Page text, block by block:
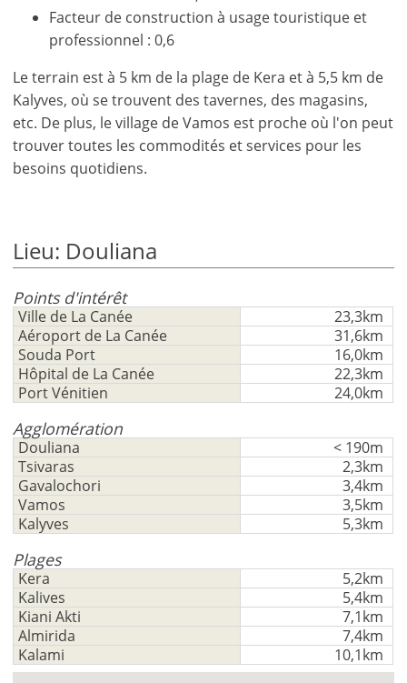
Facteur de construction à usage touristique et
professionnel : 0,6
Le terrain est à 5 km de la plage de Kera et à 5,5 km de
Kalyves, où se trouvent des tavernes, des magasins,
etc. De plus, le village de Vamos est proche où l'on peut
trouver toutes les commodités et services pour les
besoins quotidiens.
Lieu: Douliana
Points d'intérêt
Ville de La Canée
23,3km
Aéroport de La Canée
31,6km
Souda Port
16,0km
Hôpital de La Canée
22,3km
Port Vénitien
24,0km
Agglomération
Douliana
< 190m
Tsivaras
2,3km
Gavalochori
3,4km
Vamos
3,5km
Kalyves
5,3km
Plages
Kera
5,2km
Kalives
5,4km
Kiani Akti
7,1km
Almirida
7,4km
Kalami
10,1km
Monnaie
EUR €
USD - $
GBP - £
m/km/m²
ft/mi/ft²
Sauvegarder
English
Ελληνικά
Français
Deutsch
S'il
vous
plait
S'
inscrire
pour
utiliser
cette
fonctionnalité
Vous
n'
aavez
pas
un
compte?
S'
inscrire
maintenant!